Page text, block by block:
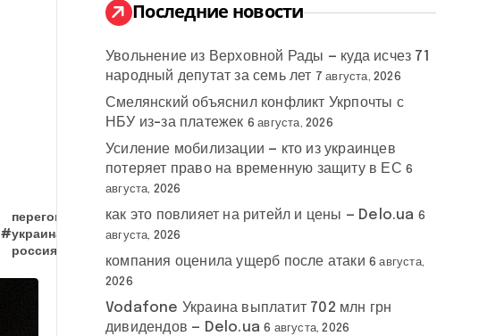
#
переговоры
украина
россия
РФ #
России
членство
:
Последние новости
Увольнение из Верховной Рады — куда исчез 71
народный депутат за семь лет 7 августа, 2026
Смелянский объяснил конфликт Укрпочты с
НБУ из-за платежек 6 августа, 2026
Усиление мобилизации — кто из украинцев
потеряет право на временную защиту в ЕС 6
августа, 2026
как это повлияет на ритейл и цены — Delo.ua 6
августа, 2026
компания оценила ущерб после атаки 6 августа,
2026
Vodafone Украина выплатит 702 млн грн
дивидендов — Delo.ua 6 августа, 2026